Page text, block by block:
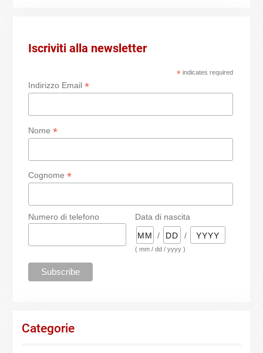
Iscriviti alla newsletter
*indicates required
Indirizzo Email *
Nome *
Cognome *
Numero di telefono
Data di nascita
/
/
( mm / dd / yyyy )
Categorie